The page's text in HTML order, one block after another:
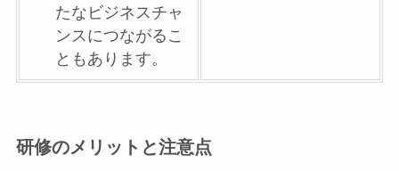
たなビジネスチャ
ンスにつながるこ
ともあります。
研修のメリットと注意点